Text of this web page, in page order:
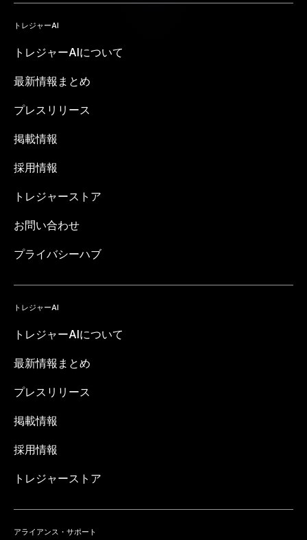
トレジャーAI
トレジャーAIについて
最新情報まとめ
プレスリリース
掲載情報
採用情報
トレジャーストア
お問い合わせ
プライバシーハブ
トレジャーAI
トレジャーAIについて
最新情報まとめ
プレスリリース
掲載情報
採用情報
トレジャーストア
アライアンス・サポート